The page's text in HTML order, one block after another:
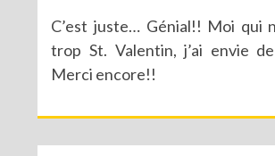
C’est juste… Génial!! Moi qui
trop St. Valentin, j’ai envie
Merci encore!!